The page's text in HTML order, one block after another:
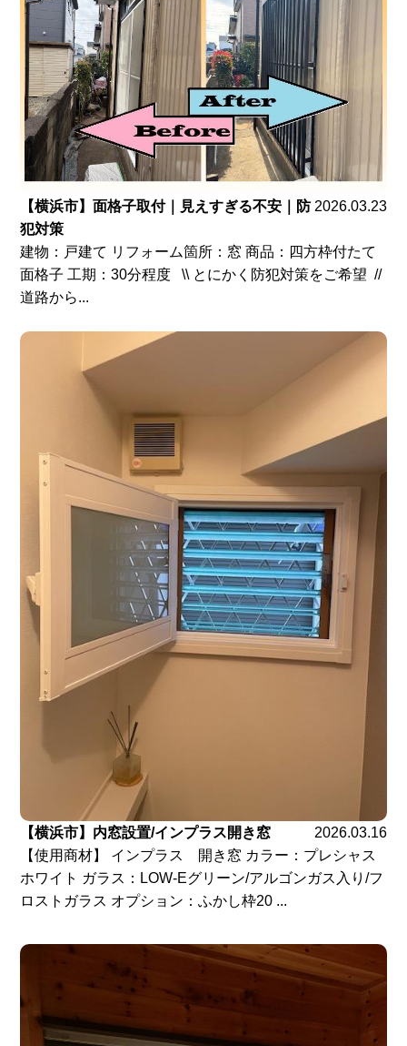
【横浜市】面格子取付｜見えすぎる不安｜防
犯対策
2026.03.23
建物：戸建て リフォーム箇所：窓 商品：四方枠付たて
面格子 工期：30分程度 \\ とにかく防犯対策をご希望 //
道路から...
【横浜市】内窓設置/インプラス開き窓
2026.03.16
【使用商材】 インプラス 開き窓 カラー：プレシャス
ホワイト ガラス：LOW-Eグリーン/アルゴンガス入り/フ
ロストガラス オプション：ふかし枠20 ...